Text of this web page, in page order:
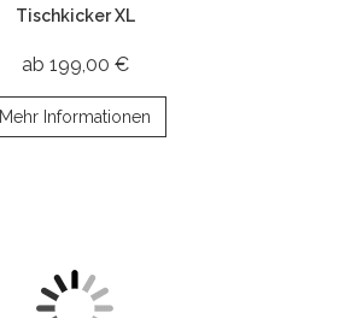
Tischkicker XL
ab 199,00 €
Mehr Informationen